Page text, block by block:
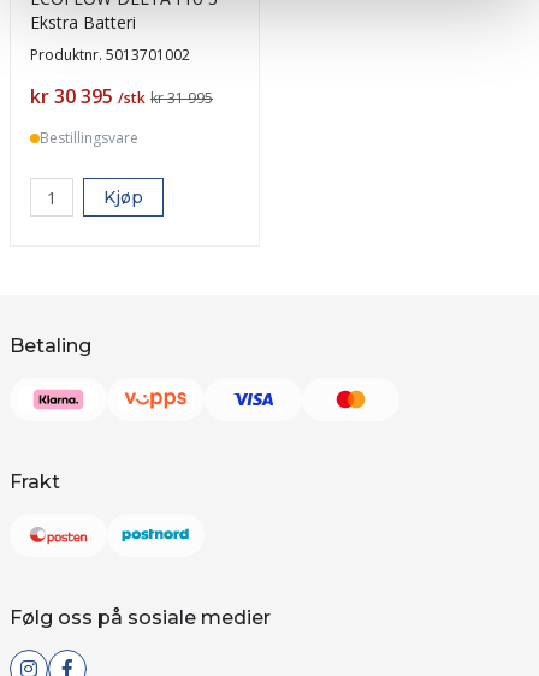
Ekstra Batteri
Produktnr. 5013701002
Pris
kr 30 395 /stk kr 31 995
Bestillingsvare
Kjøp
Betaling
Frakt
Følg oss på sosiale medier